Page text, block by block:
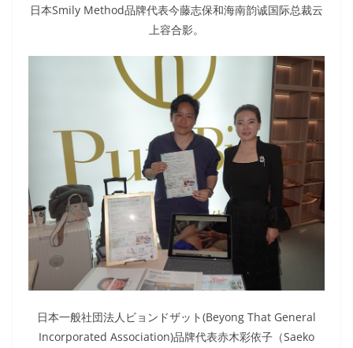
日本Smily Method品牌代表今藤志保和海南韵诚国际总裁云
上容合影。
日本一般社団法人ビョンドザット(Beyong That General
Incorporated Association)品牌代表赤木彩依子（Saeko